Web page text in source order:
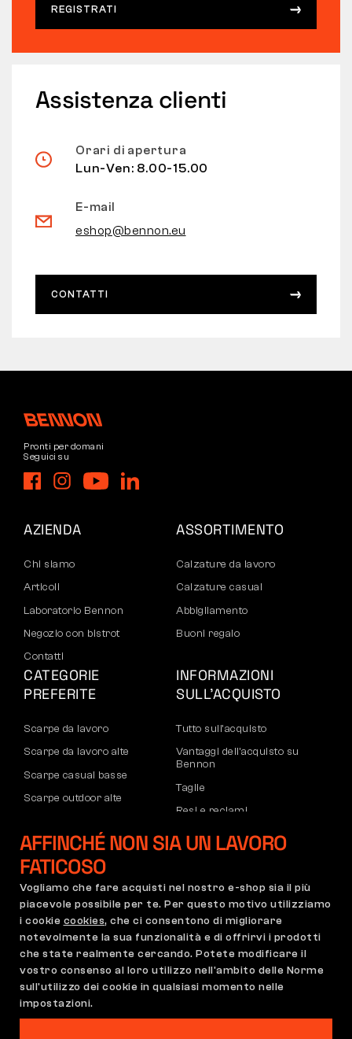
REGISTRATI
Assistenza clienti
Orari di apertura
Lun-Ven: 8.00-15.00
E-mail
eshop@bennon.eu
CONTATTI
Pronti per domani
Seguici su
AZIENDA
Chi siamo
Articoli
Laboratorio Bennon
Negozio con bistrot
Contatti
ASSORTIMENTO
Calzature da lavoro
Calzature casual
Abbigliamento
Buoni regalo
CATEGORIE
PREFERITE
Scarpe da lavoro
Scarpe da lavoro alte
Scarpe casual basse
Scarpe outdoor alte
Felpe
INFORMAZIONI
SULL’ACQUISTO
Tutto sull’acquisto
Vantaggi dell’acquisto su
Bennon
Taglie
Resi e reclami
Trasporto e pagamento
Reclami e garanzia
Condizioni Generali
Regolamento di Reclamo
Impostazioni dei cookie
GDPR
Italia | Italiano
AFFINCHÉ NON SIA UN LAVORO
FATICOSO
Vogliamo che fare acquisti nel nostro e-shop sia il più
piacevole possibile per te. Per questo motivo utilizziamo
i cookie cookies, che ci consentono di migliorare
notevolmente la sua funzionalità e di offrirvi i prodotti
che state realmente cercando. Potete modificare il
vostro consenso al loro utilizzo nell'ambito delle Norme
sull'utilizzo dei cookie in qualsiasi momento nelle
impostazioni.